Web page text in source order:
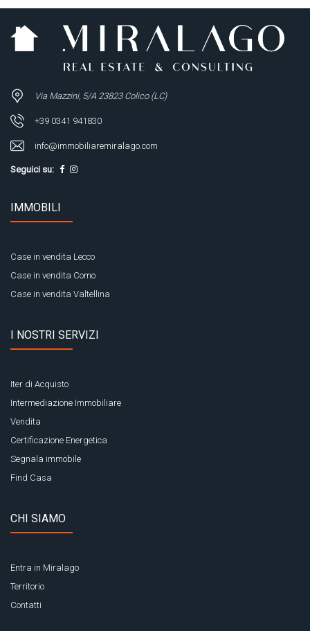
Via Mazzini, 5/A 23823 Colico (LC)
+39 0341 941830
info@immobiliaremiralago.com
Seguici su:
IMMOBILI
Case in vendita Lecco
Case in vendita Como
Case in vendita Valtellina
I NOSTRI SERVIZI
Iter di Acquisto
Intermediazione Immobiliare
Vendita
Certificazione Energetica
Segnala immobile
Find Casa
CHI SIAMO
Entra in Miralago
Territorio
Contatti